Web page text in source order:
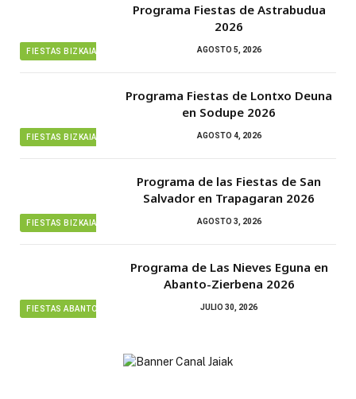
FIESTAS BIZKAIA
Programa Fiestas de Astrabudua
2026
AGOSTO 5, 2026
FIESTAS BIZKAIA
Programa Fiestas de Lontxo Deuna
en Sodupe 2026
AGOSTO 4, 2026
FIESTAS BIZKAIA
Programa de las Fiestas de San
Salvador en Trapagaran 2026
AGOSTO 3, 2026
FIESTAS ABANTO ZIERBENA
Programa de Las Nieves Eguna en
Abanto-Zierbena 2026
JULIO 30, 2026